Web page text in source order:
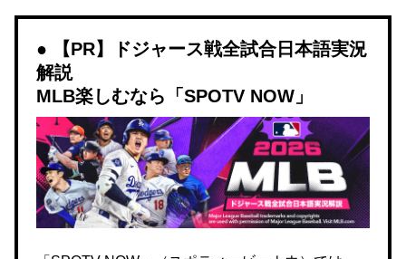
【PR】ドジャース戦全試合日本語実況
解説
MLB楽しむなら「SPOTV NOW」